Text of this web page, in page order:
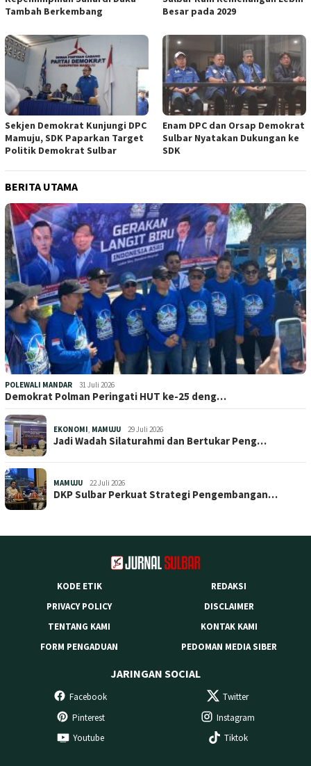
Tambah Berkembang
Besar pada 2029
Sekjen Demokrat Kunjungi DPC
Mamuju, SDK Paparkan Target
Politik Demokrat Sulbar
Enam DPC dan Orsap Demokrat
Sulbar Nyatakan Dukungan ke
SDK
BERITA UTAMA
POLEWALI MANDAR 31 Juli 2026
Demokrat Polman Peringati HUT ke-25 deng…
EKONOMI, MAMUJU 29 Juli 2026
Jadi Wadah Silaturahmi dan Bertukar Peng…
MAMUJU 22 Juli 2026
DKP Sulbar Perkuat Strategi Pengembangan…
KODE ETIK
REDAKSI
PRIVACY POLICY
DISCLAIMER
TENTANG KAMI
KONTAK KAMI
FORM PENGADUAN
PEDOMAN MEDIA SIBER
JARINGAN SOCIAL
Facebook
Twitter
Pinterest
Instagram
Youtube
Tiktok